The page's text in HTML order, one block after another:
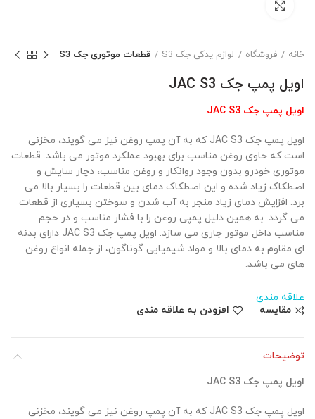
خانه فروشگاه لوازم یدکی جک S3 قطعات موتوری جک S3
اویل پمپ جک JAC S3
اویل پمپ جک JAC S3
اویل پمپ جک JAC S3 که به آن پمپ روغن نیز می گویند، مخزنی
است که حاوی روغن مناسب برای بهبود عملکرد موتور می باشد. قطعات
موتوری خودرو بدون وجود روانکار و روغن مناسب، دچار سایش و
اصطکاک زیاد شده و این اصطکاک دمای بین قطعات را بسیار بالا می
برد. افزایش دمای زیاد منجر به آب شدن و سوختن بسیاری از قطعات
می گردد. به همین دلیل پمپی روغن را با فشار مناسب و در حجم
مناسب داخل موتور جاری می سازد. اویل پمپ جک JAC S3 دارای بدنه
ای مقاوم به دمای بالا و مواد شیمیایی گوناگون، از جمله انواع روغن
های می باشد.
علاقه مندی
مقایسه
افزودن به علاقه مندی
توضیحات
اویل پمپ جک JAC S3
اویل پمپ جک JAC S3 که به آن پمپ روغن نیز می گویند، مخزنی